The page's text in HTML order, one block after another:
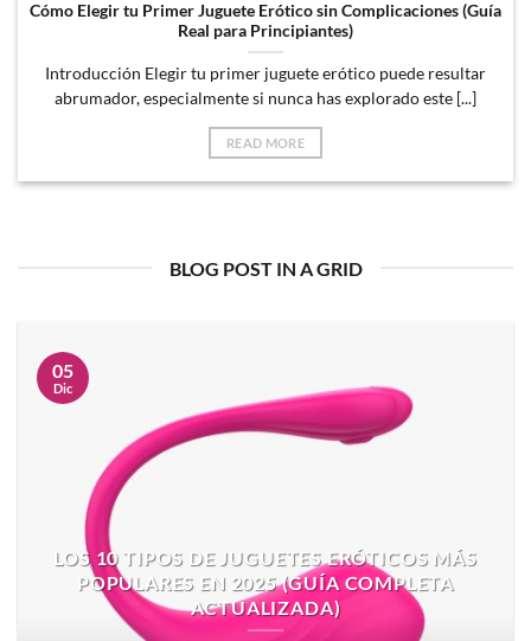
Cómo Elegir tu Primer Juguete Erótico sin Complicaciones (Guía
Real para Principiantes)
Introducción Elegir tu primer juguete erótico puede resultar
abrumador, especialmente si nunca has explorado este [...]
READ MORE
BLOG POST IN A GRID
LOS 10 TIPOS DE JUGUETES ERÓTICOS MÁS
POPULARES EN 2025 (GUÍA COMPLETA
ACTUALIZADA)
05
Dic